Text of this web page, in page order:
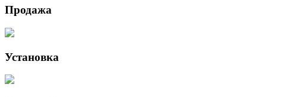
Продажа
Установка